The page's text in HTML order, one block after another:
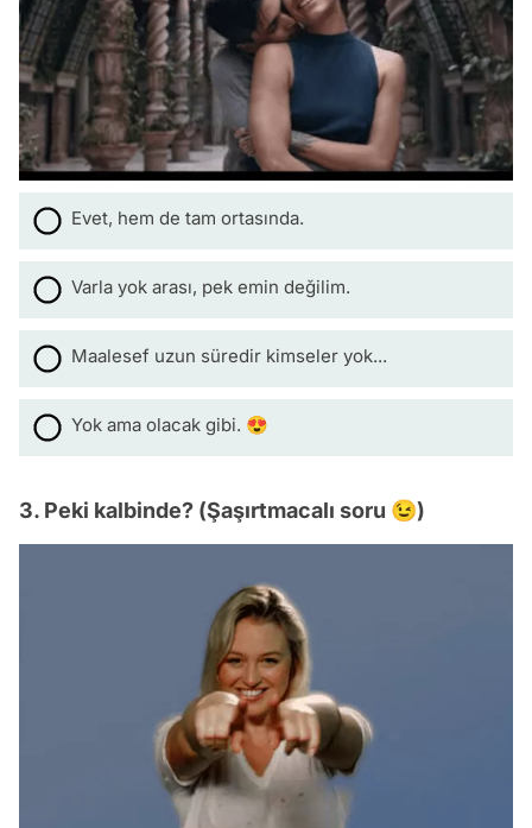
Evet, hem de tam ortasında.
Varla yok arası, pek emin değilim.
Maalesef uzun süredir kimseler yok...
Yok ama olacak gibi. 😍
3. Peki kalbinde? (Şaşırtmacalı soru 😉)